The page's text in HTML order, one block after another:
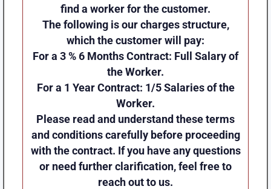
find a worker for the customer.
The following is our charges structure,
which the customer will pay:
For a 3 % 6 Months Contract: Full Salary of
the Worker.
For a 1 Year Contract: 1/5 Salaries of the
Worker.
Please read and understand these terms
and conditions carefully before proceeding
with the contract. If you have any questions
or need further clarification, feel free to
reach out to us.